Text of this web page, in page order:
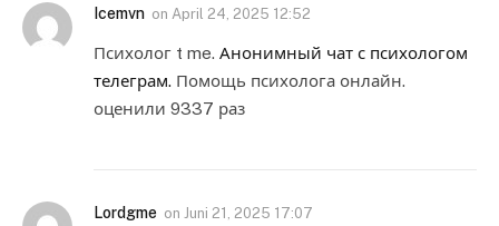
Icemvn on April 24, 2025 12:52
Психолог t me. Анонимный чат с психологом
телеграм. Помощь психолога онлайн.
оценили 9337 раз
Lordgme on Juni 21, 2025 17:07